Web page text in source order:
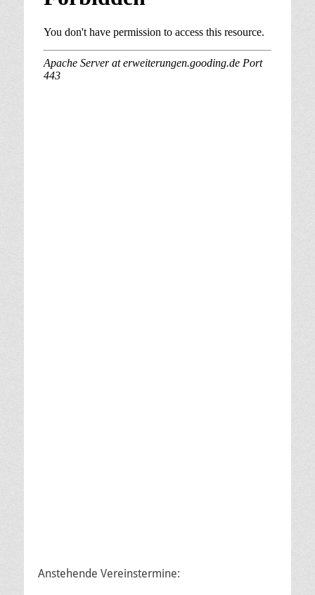
Anstehende Vereinstermine: